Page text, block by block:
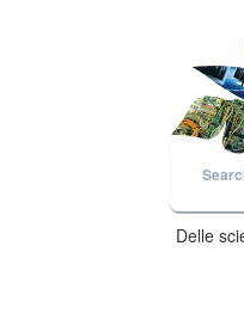
Delle